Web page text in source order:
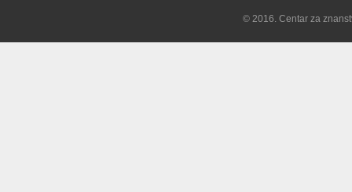
© 2016. Centar za